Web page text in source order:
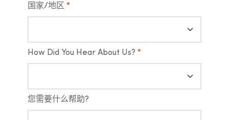
国家/地区 *
How Did You Hear About Us? *
您需要什么帮助?